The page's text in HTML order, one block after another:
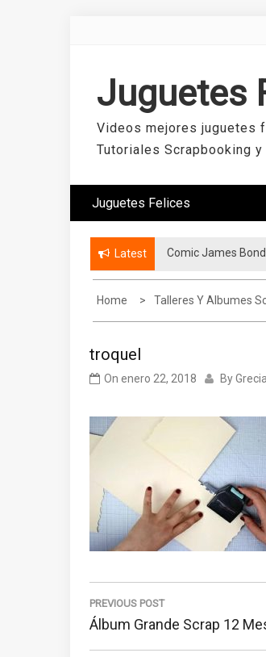
Juguetes
Videos mejores juguetes
Tutoriales Scrapbooking y
Juguetes Felices
Latest Comic James Bond
Home Talleres Y Albumes
troquel
On enero 22, 2018 ByGrecia
Navegación
de
entradas
PREVIOUS POST
Previous
Post:
Álbum Grande Scrap 12